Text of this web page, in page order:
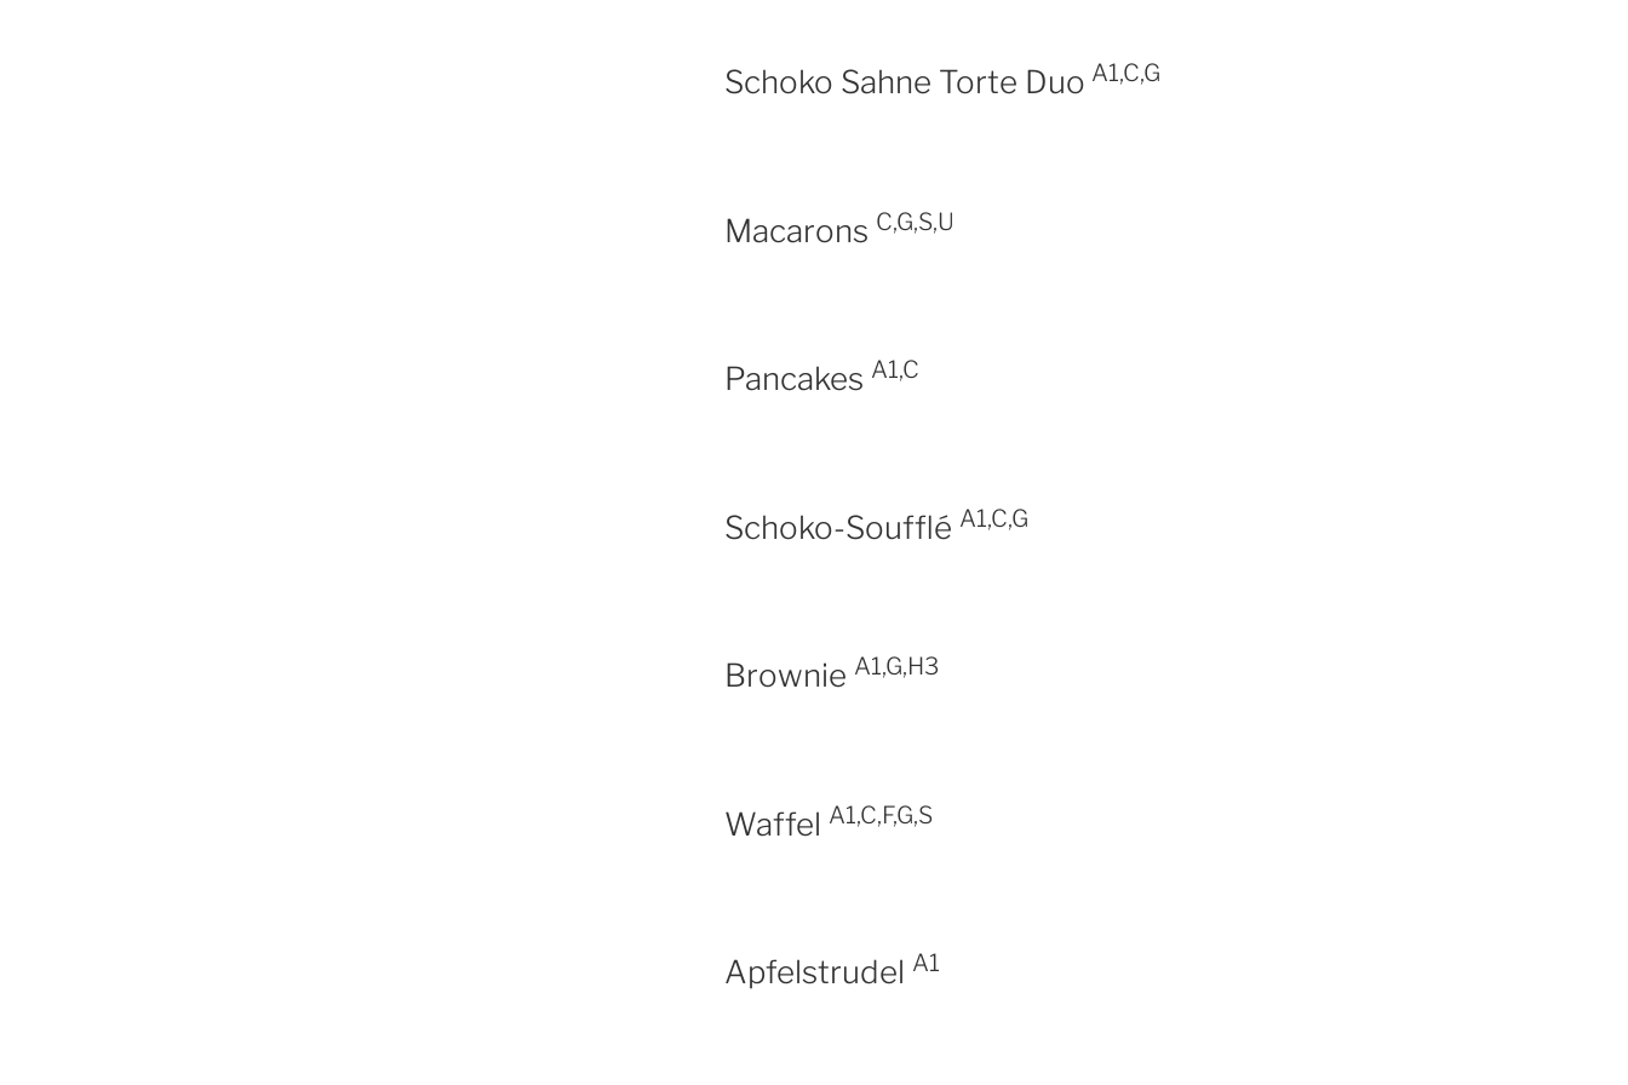
Schoko Sahne Torte Duo A1,C,G
Macarons C,G,S,U
Pancakes A1,C
Schoko-Soufflé A1,C,G
Brownie A1,G,H3
Waffel A1,C,F,G,S
Apfelstrudel A1